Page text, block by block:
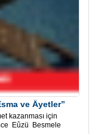
ve Âyetler”
kazanması için
Eûzü Besmele